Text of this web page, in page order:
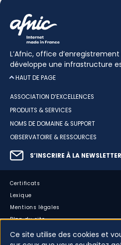
L’Afnic, office
développe une infrastructure
HAUT DE PAGE
ASSOCIATION D’EXCELLENCES
PRODUITS & SERVICES
NOMS DE DOMAINE & SUPPORT
OBSERVATOIRE & RESSOURCES
S’INSCRIRE À LA NEWSLETTER
Certificats
Lexique
Mentions légales
Plan du site
Accessibilité : partiellement conforme
Cookies
Ce site utilise des cookies et